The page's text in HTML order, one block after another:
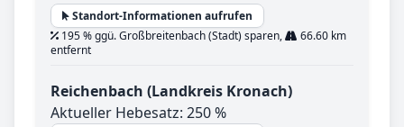
Standort-Informationen aufrufen
195 % ggü. Großbreitenbach (Stadt) sparen,
66.60 km
entfernt
Reichenbach (Landkreis Kronach)
Aktueller Hebesatz: 250 %